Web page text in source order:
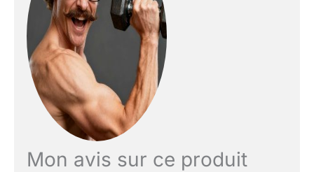
de charge maximale de 150 kg, une
construction en acier stable et des
ventouses en caoutchouc, vous pouvez
effectuer votre séance d'entraînement en
toute sécurité, sans glissement ni instabilité.
Mon avis sur ce produit